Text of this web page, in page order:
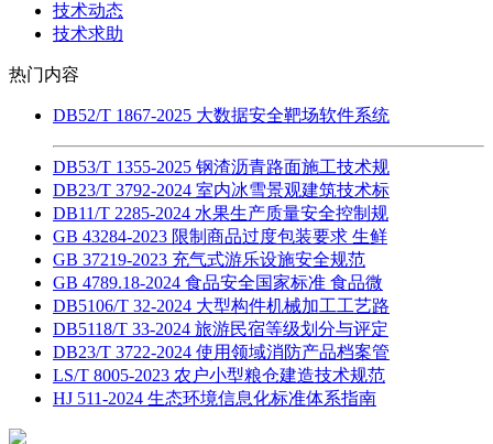
技术动态
技术求助
热门内容
DB52/T 1867-2025 大数据安全靶场软件系统
DB53/T 1355-2025 钢渣沥青路面施工技术规
DB23/T 3792-2024 室内冰雪景观建筑技术标
DB11/T 2285-2024 水果生产质量安全控制规
GB 43284-2023 限制商品过度包装要求 生鲜
GB 37219-2023 充气式游乐设施安全规范
GB 4789.18-2024 食品安全国家标准 食品微
DB5106/T 32-2024 大型构件机械加工工艺路
DB5118/T 33-2024 旅游民宿等级划分与评定
DB23/T 3722-2024 使用领域消防产品档案管
LS/T 8005-2023 农户小型粮仓建造技术规范
HJ 511-2024 生态环境信息化标准体系指南